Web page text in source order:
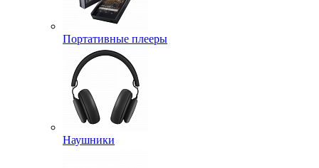
Портативные плееры
Наушники